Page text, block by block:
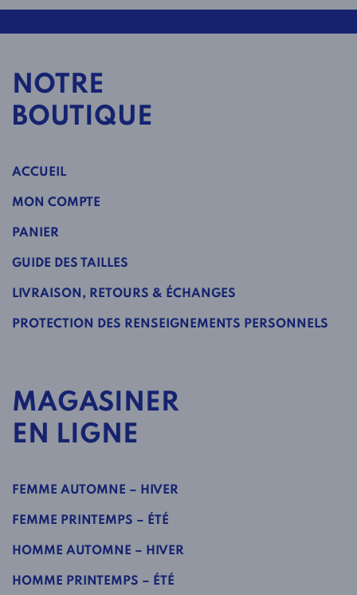
NOTRE
BOUTIQUE
ACCUEIL
MON COMPTE
PANIER
GUIDE DES TAILLES
LIVRAISON, RETOURS & ÉCHANGES
PROTECTION DES RENSEIGNEMENTS PERSONNELS
MAGASINER
EN LIGNE
FEMME AUTOMNE – HIVER
FEMME PRINTEMPS – ÉTÉ
HOMME AUTOMNE – HIVER
HOMME PRINTEMPS – ÉTÉ